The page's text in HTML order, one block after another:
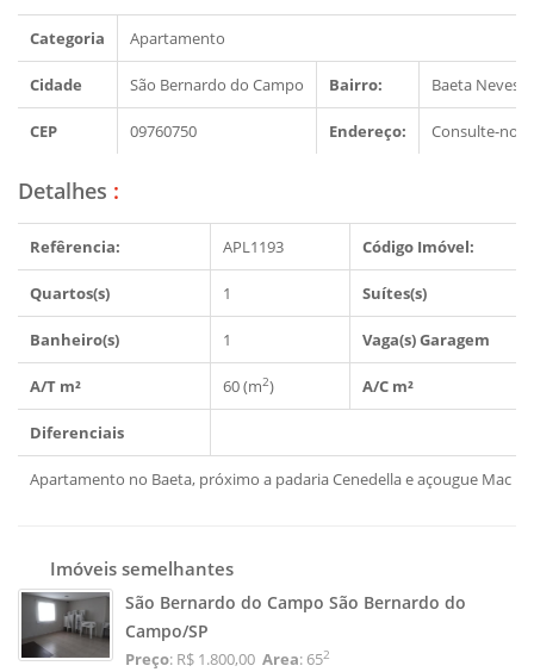
Categoria Apartamento
Cidade São Bernardo do Campo Bairro: Baeta Neves
CEP 09760750 Endereço: Consulte-nos
Detalhes :
Refêrencia: APL1193 Código Imóvel:
Quartos(s) 1 Suítes(s)
Banheiro(s) 1 Vaga(s) Garagem
A/T m² 60 (m2) A/C m²
Diferenciais
Apartamento no Baeta, próximo a padaria Cenedella e açougue Mac
Imóveis semelhantes
São Bernardo do Campo São Bernardo do
Campo/SP
Preço: R$ 1.800,00 Area: 652